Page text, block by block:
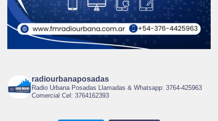
radiourbanaposadas
Radio Urbana Posadas Llamadas & Whatsapp: 3764-425963
Comercial Cel: 3764162393